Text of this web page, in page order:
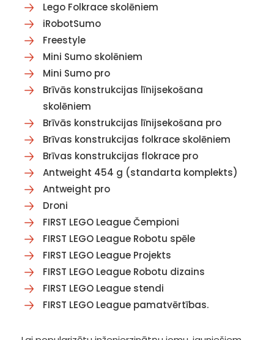
Lego Folkrace skolēniem
iRobotSumo
Freestyle
Mini Sumo skolēniem
Mini Sumo pro
Brīvās konstrukcijas līnijsekošana
skolēniem
Brīvās konstrukcijas līnijsekošana pro
Brīvas konstrukcijas folkrace skolēniem
Brīvas konstrukcijas flokrace pro
Antweight 454 g (standarta komplekts)
Antweight pro
Droni
FIRST LEGO League Čempioni
FIRST LEGO League Robotu spēle
FIRST LEGO League Projekts
FIRST LEGO League Robotu dizains
FIRST LEGO League stendi
FIRST LEGO League pamatvērtības.